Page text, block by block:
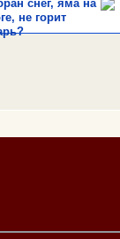
снег, яма на
не горит